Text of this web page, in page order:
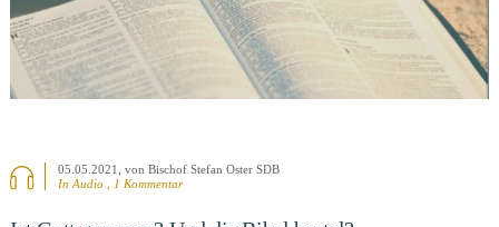
05.05.2021
, von Bischof Stefan Oster SDB
In Audio , 1 Kommentar